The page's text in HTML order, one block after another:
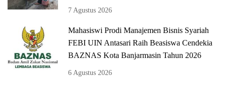
7 Agustus 2026
Mahasiswi Prodi Manajemen Bisnis Syariah
FEBI UIN Antasari Raih Beasiswa Cendekia
BAZNAS Kota Banjarmasin Tahun 2026
6 Agustus 2026